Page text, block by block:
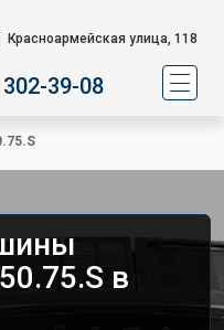
Красноармейская улица, 118
39-08
в